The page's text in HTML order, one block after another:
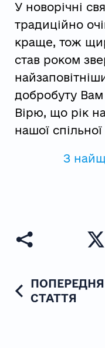
У новорічні
традиційно
краще, тож
став роком
добробуту
Вірю, що рік
нашої
З
ПОПЕРЕДНЯ
СТАТТЯ